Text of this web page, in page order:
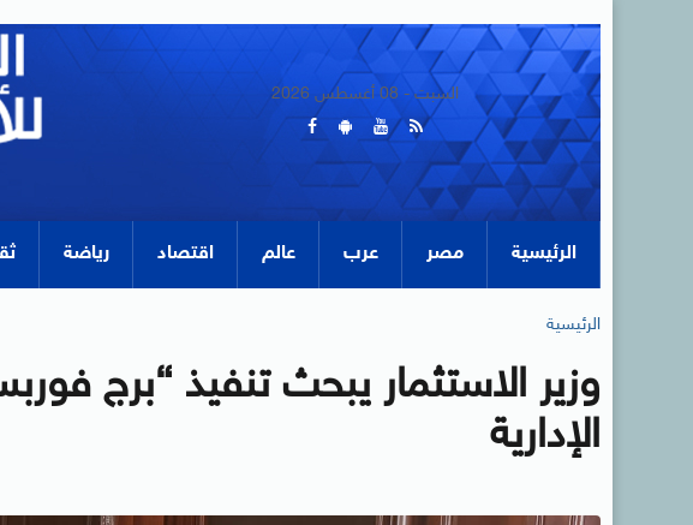
السبت - 08 أغسطس 2026
الرئيسية مصر عرب عالم اقتصاد رياضة
الرئيسية
وزير الاستثمار يبحث تنفيذ “برج
الإدارية